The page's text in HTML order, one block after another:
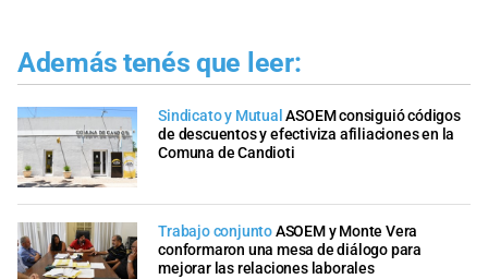
Además tenés que leer:
Sindicato y Mutual ASOEM consiguió códigos
de descuentos y efectiviza afiliaciones en la
Comuna de Candioti
Trabajo conjuntoASOEM y Monte Vera
conformaron una mesa de diálogo para
mejorar las relaciones laborales